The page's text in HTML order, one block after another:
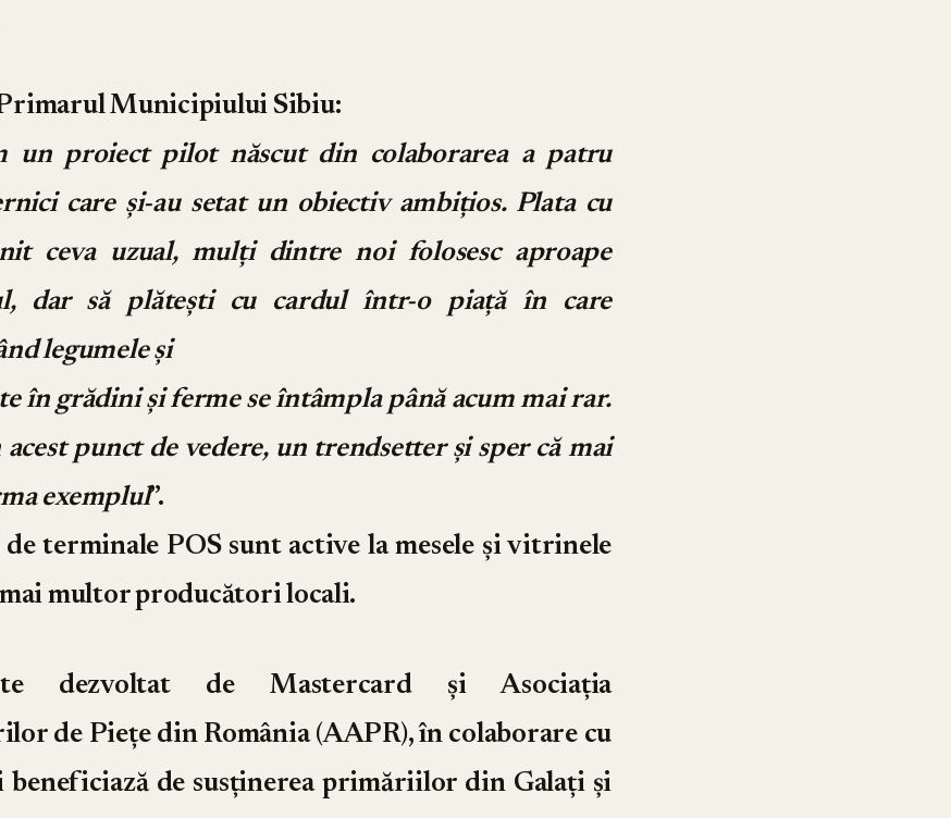
Municipiului Sibiu:
un proiect pilot născut din colaborarea a patru
care și-au setat un obiectiv ambițios. Plata cu
ceva uzual, mulți dintre noi folosesc aproape
dar să plătești cu cardul într-o piață în care
legumele și
în grădini și ferme se întâmpla până acum mai rar.
punct de vedere, un trendsetter și sper că mai
exemplul”.
terminale POS sunt active la mesele și vitrinele
multor producători locali.
dezvoltat de Mastercard și Asociația
de Piețe din România (AAPR), în colaborare cu
beneficiază de susținerea primăriilor din Galați și